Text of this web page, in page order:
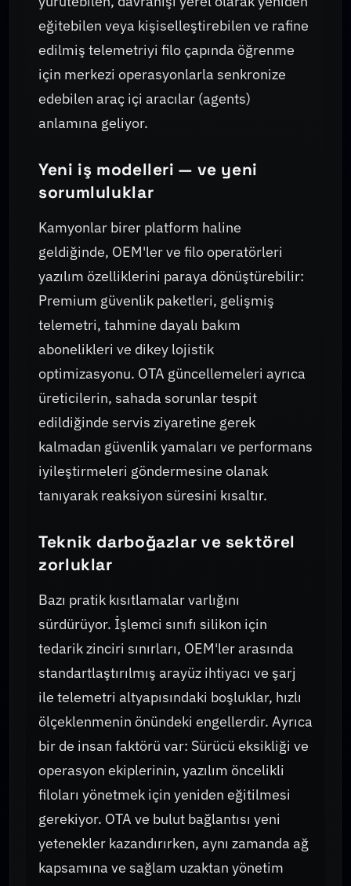
eğitebilen veya kişiselleştirebilen ve rafine
edilmiş telemetriyi filo çapında öğrenme
için merkezi operasyonlarla senkronize
edebilen araç içi aracılar (agents)
anlamına geliyor.
Yeni iş modelleri — ve yeni
sorumluluklar
Kamyonlar birer platform haline
geldiğinde, OEM'ler ve filo operatörleri
yazılım özelliklerini paraya dönüştürebilir:
Premium güvenlik paketleri, gelişmiş
telemetri, tahmine dayalı bakım
abonelikleri ve dikey lojistik
optimizasyonu. OTA güncellemeleri ayrıca
üreticilerin, sahada sorunlar tespit
edildiğinde servis ziyaretine gerek
kalmadan güvenlik yamaları ve performans
iyileştirmeleri göndermesine olanak
tanıyarak reaksiyon süresini kısaltır.
Teknik darboğazlar ve sektörel
zorluklar
Bazı pratik kısıtlamalar varlığını
sürdürüyor. İşlemci sınıfı silikon için
tedarik zinciri sınırları, OEM'ler arasında
standartlaştırılmış arayüz ihtiyacı ve şarj
ile telemetri altyapısındaki boşluklar, hızlı
ölçeklenmenin önündeki engellerdir. Ayrıca
bir de insan faktörü var: Sürücü eksikliği ve
operasyon ekiplerinin, yazılım öncelikli
filoları yönetmek için yeniden eğitilmesi
gerekiyor. OTA ve bulut bağlantısı yeni
yetenekler kazandırırken, aynı zamanda ağ
kapsamına ve sağlam uzaktan yönetim